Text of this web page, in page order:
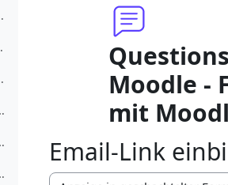
Kurs
deaktivieren
oder ohne Schlüssel)
Kurs einschreiben
Moodle -
mit
Email-Link